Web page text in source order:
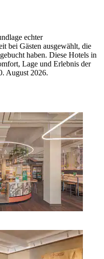
echter
bei Gästen ausgewählt, die
haben. Diese Hotels in
Lage und Erlebnis der
August 2026.